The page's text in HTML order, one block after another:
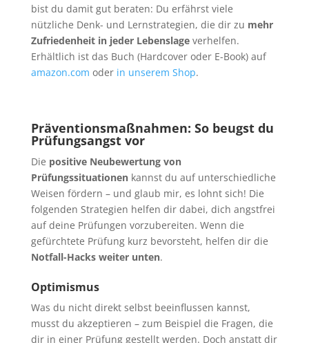
bist du damit gut beraten: Du erfährst viele
nützliche Denk- und Lernstrategien, die dir zu mehr
Zufriedenheit in jeder Lebenslageverhelfen.
Erhältlich ist das Buch (Hardcover oder E-Book) auf
amazon.com oder in unserem Shop.
Präventionsmaßnahmen: So beugst du
Prüfungsangst vor
Die positive Neubewertung von
Prüfungssituationenkannst du auf unterschiedliche
Weisen fördern – und glaub mir, es lohnt sich! Die
folgenden Strategien helfen dir dabei, dich angstfrei
auf deine Prüfungen vorzubereiten. Wenn die
gefürchtete Prüfung kurz bevorsteht, helfen dir die
Notfall-Hacks weiter unten.
Optimismus
Was du nicht direkt selbst beeinflussen kannst,
musst du akzeptieren – zum Beispiel die Fragen, die
dir in einer Prüfung gestellt werden. Doch anstatt dir